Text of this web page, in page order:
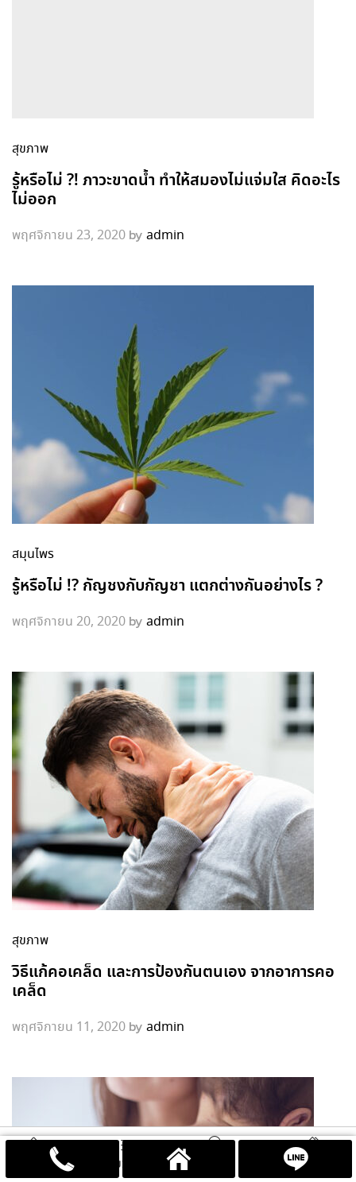
สุขภาพ
รู้หรือไม่ ?! ภาวะขาดน้ำ ทำให้สมองไม่แจ่มใส คิดอะไร
ไม่ออก
พฤศจิกายน 23, 2020 by admin
สมุนไพร
รู้หรือไม่ !? กัญชงกับกัญชา แตกต่างกันอย่างไร ?
พฤศจิกายน 20, 2020 by admin
สุขภาพ
วิธีแก้คอเคล็ด และการป้องกันตนเอง จากอาการคอ
เคล็ด
พฤศจิกายน 11, 2020 by admin
หน้าแรก หมวดหมู่ ตะกร้าสินค้า